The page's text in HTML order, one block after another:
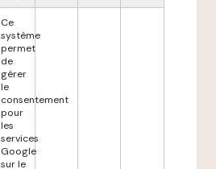
Ce
système
permet
de
gérer
le
consentement
pour
les
services
Google
sur le